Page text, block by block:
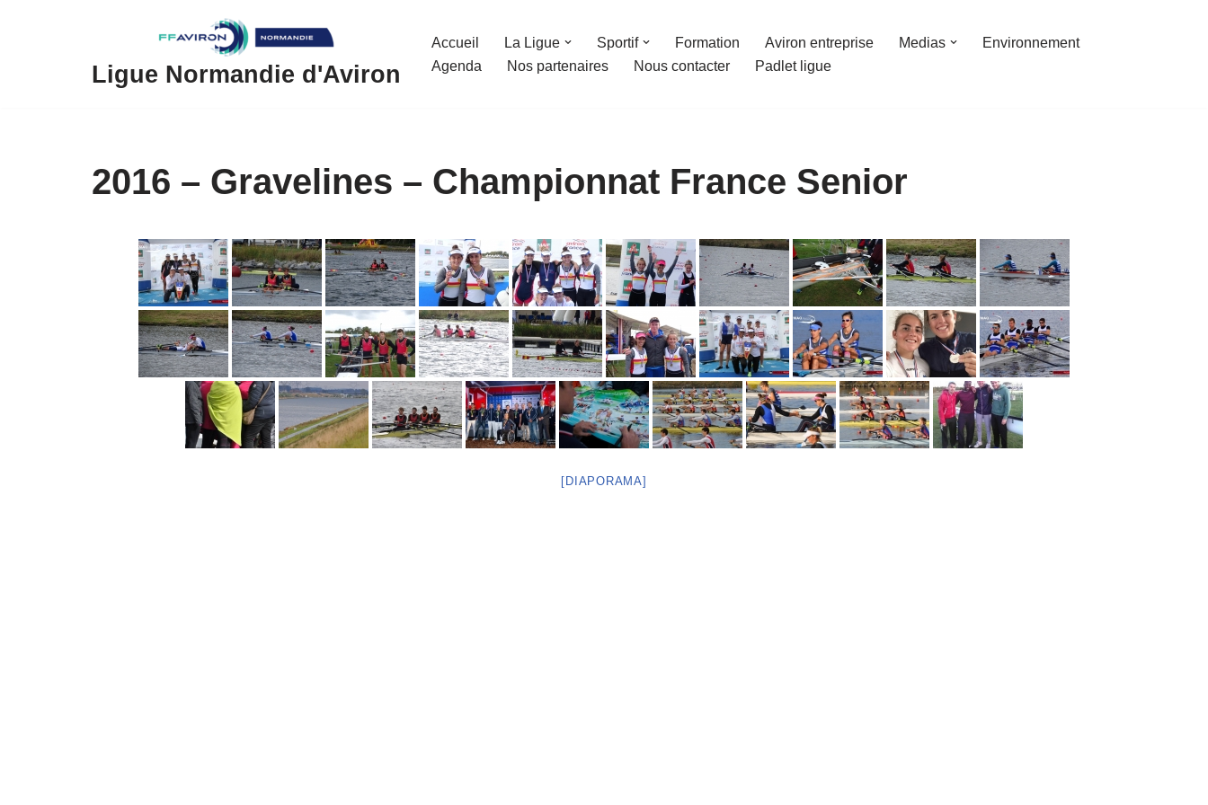
Ligue Normandie d'Aviron
Accueil La Ligue Sportif Formation Aviron entreprise Medias
Environnement
Agenda
Nos partenaires Nous contacter Padlet ligue
2016 – Gravelines – Championnat France Senior
[DIAPORAMA]